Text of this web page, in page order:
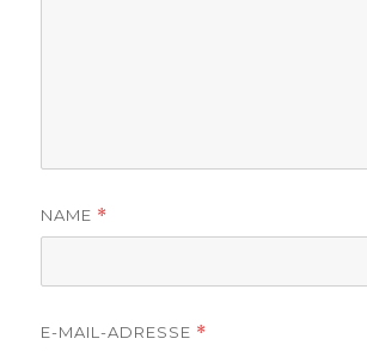
NAME *
E-MAIL-ADRESSE *